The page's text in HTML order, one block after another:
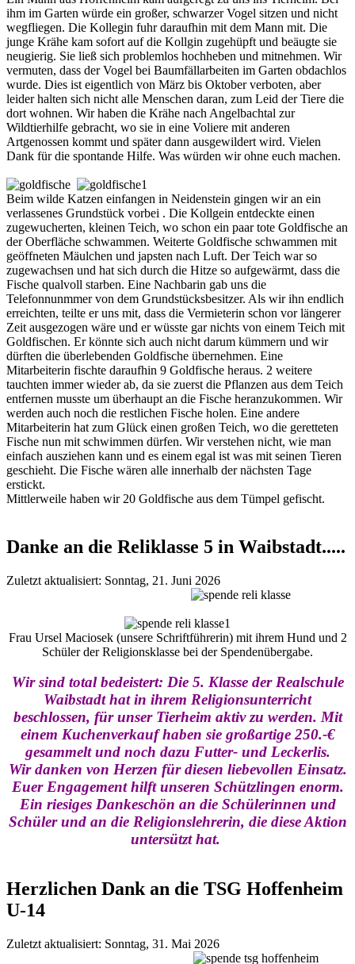
ihm im Garten würde ein großer, schwarzer Vogel sitzen und nicht
wegfliegen. Die Kollegin fuhr daraufhin mit dem Mann mit. Die
junge Krähe kam sofort auf die Kollgin zugehüpft und beäugte sie
neugierig. Sie ließ sich problemlos hochheben und mitnehmen. Wir
vermuten, dass der Vogel bei Baumfällarbeiten im Garten obdachlos
wurde. Dies ist eigentlich von März bis Oktober verboten, aber
leider halten sich nicht alle Menschen daran, zum Leid der Tiere die
dort wohnen. Wir haben die Krähe nach Angelbachtal zur
Wildtierhilfe gebracht, wo sie in eine Voliere mit anderen
Artgenossen kommt und später dann ausgewildert wird. Vielen
Dank für die spontande Hilfe. Was würden wir ohne euch machen.
Beim wilde Katzen einfangen in Neidenstein gingen wir an ein
verlassenes Grundstück vorbei . Die Kollgein entdeckte einen
zugewucherten, kleinen Teich, wo schon ein paar tote Goldfische an
der Oberfläche schwammen. Weiterte Goldfische schwammen mit
geöffneten Mäulchen und japsten nach Luft. Der Teich war so
zugewachsen und hat sich durch die Hitze so aufgewärmt, dass die
Fische qualvoll starben. Eine Nachbarin gab uns die
Telefonnunmmer von dem Grundstücksbesitzer. Als wir ihn endlich
erreichten, teilte er uns mit, dass die Vermieterin schon vor längerer
Zeit ausgezogen wäre und er wüsste gar nichts von einem Teich mit
Goldfischen. Er könnte sich auch nicht darum kümmern und wir
dürften die überlebenden Goldfische übernehmen. Eine
Mitarbeiterin fischte daraufhin 9 Goldfische heraus. 2 weitere
tauchten immer wieder ab, da sie zuerst die Pflanzen aus dem Teich
entfernen musste um überhaupt an die Fische heranzukommen. Wir
werden auch noch die restlichen Fische holen. Eine andere
Mitarbeiterin hat zum Glück einen großen Teich, wo die geretteten
Fische nun mit schwimmen dürfen. Wir verstehen nicht, wie man
einfach ausziehen kann und es einem egal ist was mit seinen Tieren
geschieht. Die Fische wären alle innerhalb der nächsten Tage
erstickt.
Mittlerweile haben wir 20 Goldfische aus dem Tümpel gefischt.
Danke an die Reliklasse 5 in Waibstadt.....
Zuletzt aktualisiert: Sonntag, 21. Juni 2026
Frau Ursel Maciosek (unsere Schriftführerin) mit ihrem Hund und 2
Schüler der Religionsklasse bei der Spendenübergabe.
Wir sind total bedeistert: Die 5. Klasse der Realschule
Waibstadt hat in ihrem Religionsunterricht
beschlossen, für unser Tierheim aktiv zu werden. Mit
einem Kuchenverkauf haben sie großartige 250.-€
gesammelt und noch dazu Futter- und Leckerlis.
Wir danken von Herzen für diesen liebevollen Einsatz.
Euer Engagement hilft unseren Schützlingen enorm.
Ein riesiges Dankeschön an die Schülerinnen und
Schüler und an die Religionslehrerin, die diese Aktion
untersützt hat.
Herzlichen Dank an die TSG Hoffenheim
U-14
Zuletzt aktualisiert: Sonntag, 31. Mai 2026